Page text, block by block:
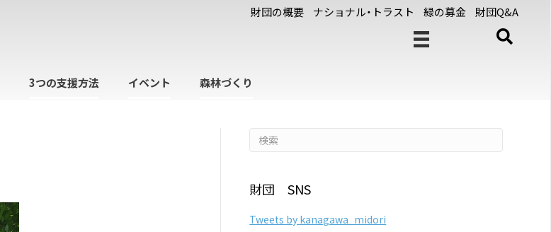
財団の概要 ナショナル・トラスト 緑の募金 財団Q&A
3つの支援方法 イベント 森林づくり
財団 SNS
Tweets by kanagawa_midori